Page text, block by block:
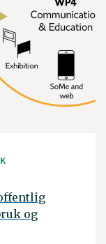
og